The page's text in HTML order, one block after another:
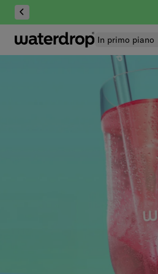
Salta
al
contenuto
In primo piano